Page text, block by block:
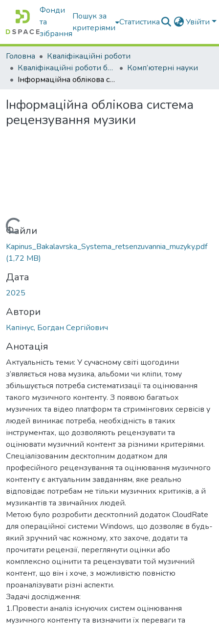
Фонди
та
зібрання
Пошук за
критеріями
Статистика Увійти
Головна
Кваліфікаційні роботи
Кваліфікаційні роботи бакалаврів
Комп’ютерні науки
Інформаційна облікова система рецензування музики
Інформаційна облікова система
рецензування музики
Файли
Kapinus_Bakalavrska_Systema_retsenzuvannia_muzyky.pdf
(1,72 MB)
Дата
2025
Автори
Капінус, Богдан Сергійович
Анотація
Актуальність теми: У сучасному світі щогодини
з’являється нова музика, альбоми чи кліпи, тому
збільшується потреба систематизації та оцінювання
такого музичного контенту. З появою багатьох
музичних та відео платформ та стримінгових сервісів у
людей виникає потреба, необхідність в таких
інструментах, що дозволяють рецензувати та
оцінювати музичний контент за різними критеріями.
Спеціалізованим десктопним додатком для
професійного рецензування та оцінювання музичного
контенту є актуальним завданням, яке реально
відповідає потребам не тільки музичних критиків, а й
музикантів та звичайних людей.
Метою було розробити десктопний додаток CloudRate
для операційної системи Windows, що дозволяє в будь-
який зручний час кожному, хто захоче, додати та
прочитати рецензії, переглянути оцінки або
комплексно оцінити та рецензувати той музичний
контент, що він і хоче, з можливістю повністю
проаналізувати різні аспекти.
Задачі дослідження:
1.Провести аналіз існуючих систем оцінювання
музичного контенту та визначити їх переваги та